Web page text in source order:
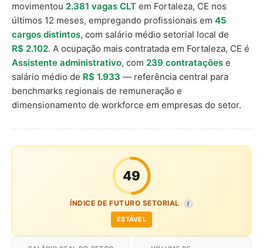
movimentou 2.381 vagas CLT em Fortaleza, CE nos
últimos 12 meses, empregando profissionais em 45
cargos distintos, com salário médio setorial local de
R$ 2.102. A ocupação mais contratada em Fortaleza, CE é
Assistente administrativo, com 239 contratações e
salário médio de R$ 1.933 — referência central para
benchmarks regionais de remuneração e
dimensionamento de workforce em empresas do setor.
49
ÍNDICE DE FUTURO SETORIAL I
ESTÁVEL